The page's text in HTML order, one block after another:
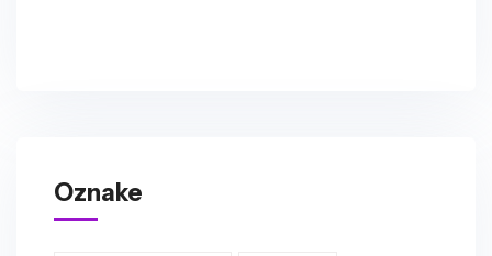
Oznake